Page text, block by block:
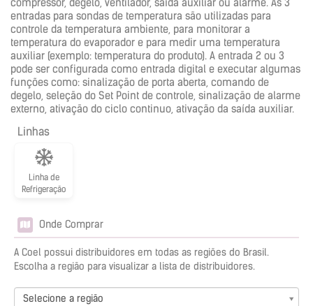
entradas para sondas de temperatura são utilizadas para
controle da temperatura ambiente, para monitorar a
temperatura do evaporador e para medir uma temperatura
auxiliar (exemplo: temperatura do produto). A entrada 2 ou 3
pode ser configurada como entrada digital e executar algumas
funções como: sinalização de porta aberta, comando de
degelo, seleção do Set Point de controle, sinalização de alarme
externo, ativação do ciclo continuo, ativação da saída auxiliar.
Linhas
Linha de
Refrigeração
Onde Comprar
A Coel possui distribuidores em todas as regiões do Brasil.
Escolha a região para visualizar a lista de distribuidores.
Selecione a região